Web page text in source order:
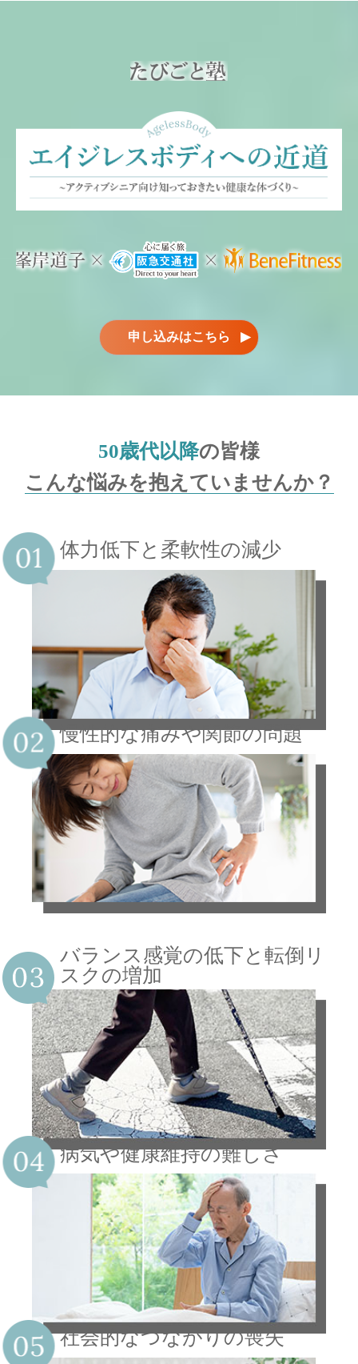
申し込みはこちら ▶
50歳代以降の皆様
こんな悩みを抱えていませんか？
体力低下と柔軟性の減少
慢性的な痛みや関節の問題
バランス感覚の低下と転倒リ
スクの増加
病気や健康維持の難しさ
社会的なつながりの喪失